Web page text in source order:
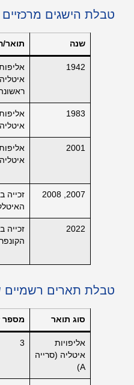
טבלת הישגים
שנה תואר/
1942
איטליה
1983
איטליה
2001
איטליה
2007, 2008
זכייה
2022
זכייה
טבלת תארים רשמיים
סוג תואר מספר
אליפויות
איטליה (סרייה
A)
3